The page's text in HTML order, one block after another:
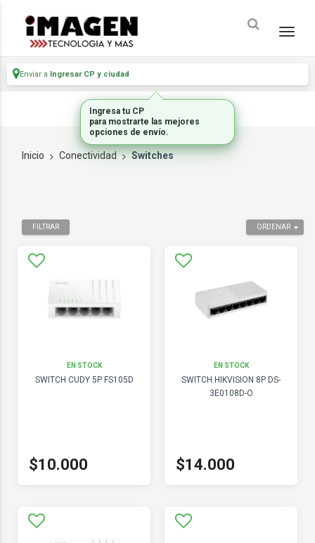
Enviar a Ingresar CP y ciudad
Inicio Conectividad Switches
ORDENAR
FILTRAR
EN STOCK
SWITCH CUDY 5P FS105D
$10.000
EN STOCK
SWITCH HIKVISION 8P DS-
3E0108D-O
$14.000
Ingresa tu CP
para mostrarte las mejores
opciones de envío.